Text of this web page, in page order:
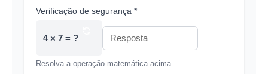
Verificação de segurança *
4 × 7 = ?
Resolva a operação matemática acima